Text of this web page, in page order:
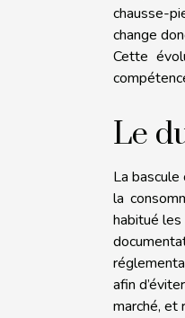
chausse-
change
Cette
Le
La
la
habitué
afin
marché, et